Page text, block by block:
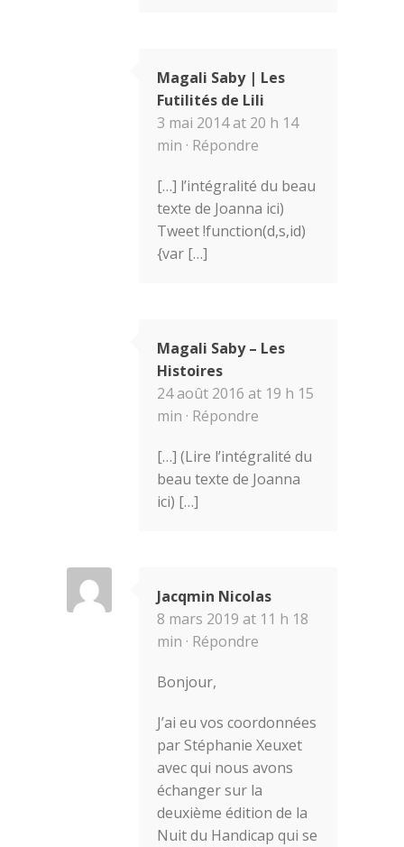
Magali Saby | Les
Futilités de Lili
3 mai 2014 at 20 h 14
min · Répondre
[…] l’intégralité du beau
texte de Joanna ici)
Tweet !function(d,s,id)
{var […]
Magali Saby – Les
Histoires
24 août 2016 at 19 h 15
min · Répondre
[…] (Lire l’intégralité du
beau texte de Joanna
ici) […]
Jacqmin Nicolas
8 mars 2019 at 11 h 18
min · Répondre
Bonjour,
J’ai eu vos coordonnées
par Stéphanie Xeuxet
avec qui nous avons
échanger sur la
deuxième édition de la
Nuit du Handicap qui se